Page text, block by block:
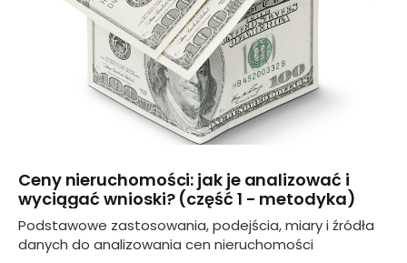
Ceny nieruchomości: jak je analizować i
wyciągać wnioski? (część 1 - metodyka)
Podstawowe zastosowania, podejścia, miary i źródła
danych do analizowania cen nieruchomości